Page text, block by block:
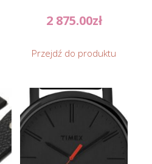
2 875.00zł
Przejdź do produktu